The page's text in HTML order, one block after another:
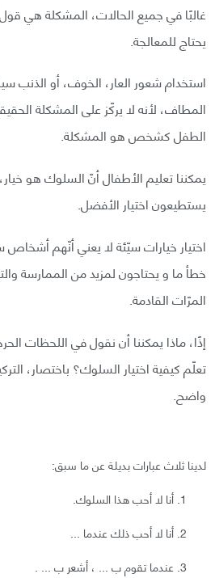
غالبًا في جميع الحالات، المشكلة هي
يحتاج للمعالجة.
استخدام شعور العار، الخوف، أو الذنب
المطاف، لأنه لا يركّز على المشكلة
الطفل كشخص هو المشكلة.
يمكننا تعليم الأطفال أنّ السلوك هو
يستطيعون اختيار الأفضل.
اختيار خيارات سيّئة لا يعني أنّهم أشخاص
خطأ ما و يحتاجون لمزيد من الممارسة
المرّات القادمة.
إذًا، ماذا يمكننا أن نقول في اللحظات
تعلّم كيفية اختيار السلوك؟ باختصار،
واضح.
لدينا ثلاث عبارات بديلة عن ما سبق:
أنا لا أحب هذا السلوك.
أنا لا أحب ذلك عندما ...
عندما تقوم ب ... ، أشعر ب ... .